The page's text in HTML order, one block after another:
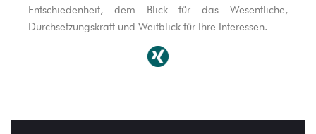
Entschiedenheit, dem Blick für das Wesentliche,
Durchsetzungskraft und Weitblick für Ihre Interessen.